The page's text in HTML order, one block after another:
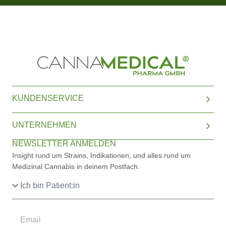
KUNDENSERVICE
UNTERNEHMEN
NEWSLETTER ANMELDEN
Insight rund um Strains, Indikationen, und alles rund um
Medizinal Cannabis in deinem Postfach.